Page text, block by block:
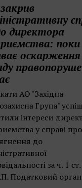
директора
поки
АО "Західна
Група"
інтереси
у справі про
до
за ч. 1
Податковий